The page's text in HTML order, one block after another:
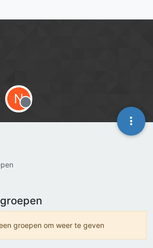
N
Offline
groepen om weer te geven